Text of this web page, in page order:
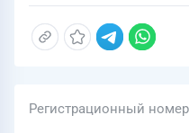
Регистрационный номер